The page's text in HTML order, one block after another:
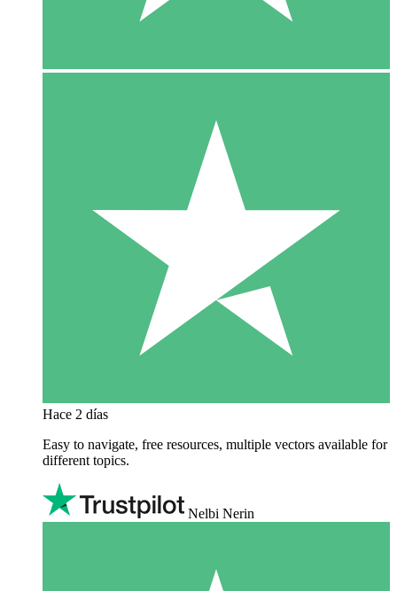
Hace 2 días
Easy to navigate, free resources, multiple vectors available for
different topics.
Nelbi Nerin